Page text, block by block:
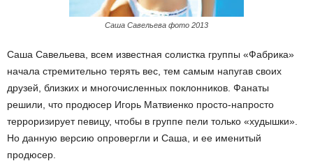
Саша Савельева фото 2013
Саша Савельева, всем известная солистка группы «Фабрика»
начала стремительно терять вес, тем самым напугав своих
друзей, близких и многочисленных поклонников. Фанаты
решили, что продюсер Игорь Матвиенко просто-напросто
терроризирует певицу, чтобы в группе пели только «худышки».
Но данную версию опровергли и Саша, и ее именитый
продюсер.